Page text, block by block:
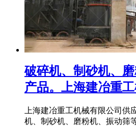
破碎机、制砂机、
产品。上海建冶重
上海建冶重工机械有限公司供
机、制砂机、磨粉机、振动筛